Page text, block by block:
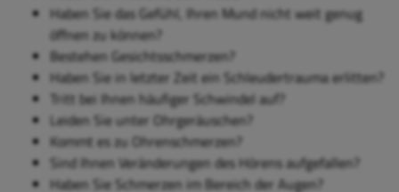
Haben Sie das Gefühl, Ihren Mund nicht weit genug
öffnen zu können?
Bestehen Gesichtsschmerzen?
Haben Sie in letzter Zeit ein Schleudertrauma erlitten?
Tritt bei Ihnen häufiger Schwindel auf?
Leiden Sie unter Ohrgeräuschen?
Kommt es zu Ohrenschmerzen?
Sind Ihnen Veränderungen des Hörens aufgefallen?
Haben Sie Schmerzen im Bereich der Augen?